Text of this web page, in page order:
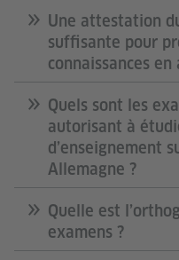
Une attestation
suffisante pour
connaissances en
Quels sont les
autorisant à
d’enseignement
Allemagne ?
Quelle est
examens ?